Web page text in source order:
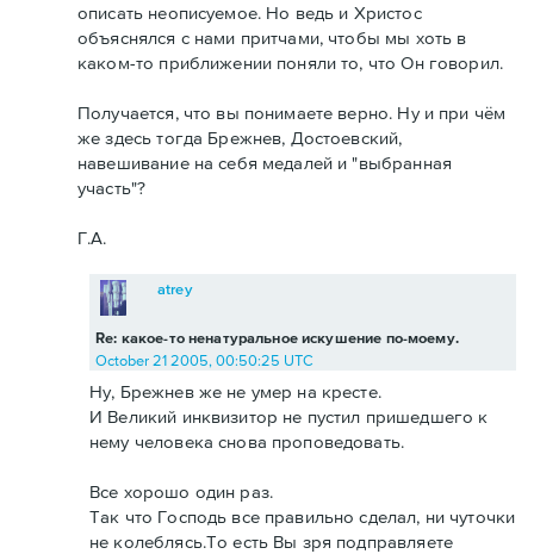
описать неописуемое. Но ведь и Христос
объяснялся с нами притчами, чтобы мы хоть в
каком-то приближении поняли то, что Он говорил.
Получается, что вы понимаете верно. Ну и при чём
же здесь тогда Брежнев, Достоевский,
навешивание на себя медалей и "выбранная
участь"?
Г.А.
Re: какое-то ненатуральное искушение по-моему.
atrey
October 21 2005, 00:50:25 UTC
Ну, Брежнев же не умер на кресте.
И Великий инквизитор не пустил пришедшего к
нему человека снова проповедовать.
Все хорошо один раз.
Так что Господь все правильно сделал, ни чуточки
не колеблясь.То есть Вы зря подправляете